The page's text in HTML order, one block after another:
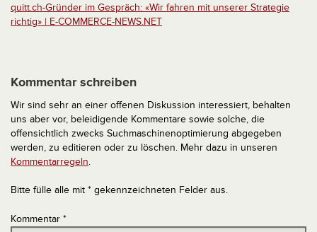
quitt.ch-Gründer im Gespräch: «Wir fahren mit unserer Strategie
richtig» | E-COMMERCE-NEWS.NET
Kommentar schreiben
Wir sind sehr an einer offenen Diskussion interessiert, behalten
uns aber vor, beleidigende Kommentare sowie solche, die
offensichtlich zwecks Suchmaschinenoptimierung abgegeben
werden, zu editieren oder zu löschen. Mehr dazu in unseren
Kommentarregeln.
Bitte fülle alle mit * gekennzeichneten Felder aus.
Kommentar *